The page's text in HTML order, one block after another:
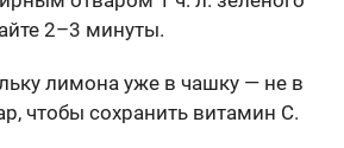
2–3 минуты.
лимона уже в чашку — не в
чтобы сохранить витамин C.